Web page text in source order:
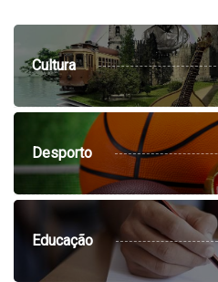
Cultura
Desporto
Educação